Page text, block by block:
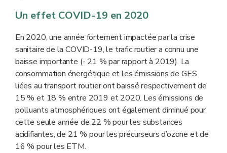
Un effet COVID-19 en 2020
En 2020, une année fortement impactée par la crise
sanitaire de la COVID-19, le trafic routier a connu une
baisse importante (- 21 % par rapport à 2019). La
consommation énergétique et les émissions de GES
liées au transport routier ont baissé respectivement de
15 % et 18 % entre 2019 et 2020. Les émissions de
polluants atmosphériques ont également diminué pour
cette seule année de 22 % pour les substances
acidifiantes, de 21 % pour les précurseurs d’ozone et de
16 % pour les ETM.